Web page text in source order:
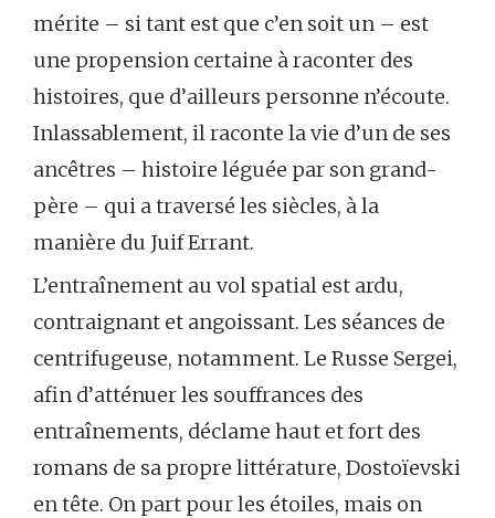
mérite – si tant est que c’en soit un – est
une propension certaine à raconter des
histoires, que d’ailleurs personne n’écoute.
Inlassablement, il raconte la vie d’un de ses
ancêtres – histoire léguée par son grand-
père – qui a traversé les siècles, à la
manière du Juif Errant.
L’entraînement au vol spatial est ardu,
contraignant et angoissant. Les séances de
centrifugeuse, notamment. Le Russe Sergei,
afin d’atténuer les souffrances des
entraînements, déclame haut et fort des
romans de sa propre littérature, Dostoïevski
en tête. On part pour les étoiles, mais on